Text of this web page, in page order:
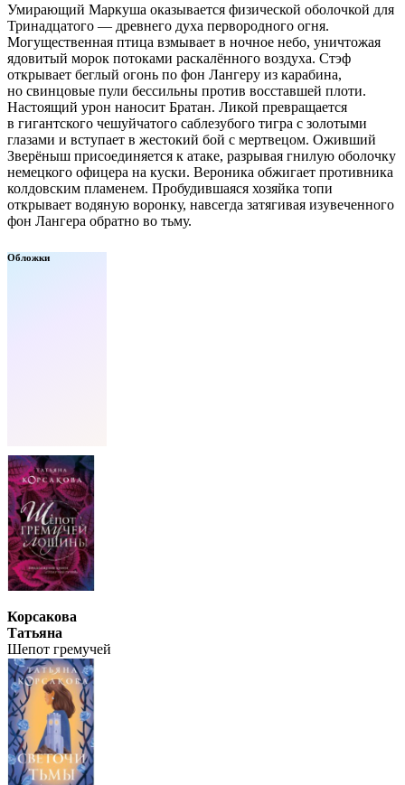
Умирающий Маркуша оказывается физической оболочкой для
Тринадцатого — древнего духа первородного огня.
Могущественная птица взмывает в ночное небо, уничтожая
ядовитый морок потоками раскалённого воздуха. Стэф
открывает беглый огонь по фон Лангеру из карабина,
но свинцовые пули бессильны против восставшей плоти.
Настоящий урон наносит Братан. Ликой превращается
в гигантского чешуйчатого саблезубого тигра с золотыми
глазами и вступает в жестокий бой с мертвецом. Оживший
Зверёныш присоединяется к атаке, разрывая гнилую оболочку
немецкого офицера на куски. Вероника обжигает противника
колдовским пламенем. Пробудившаяся хозяйка топи
открывает водяную воронку, навсегда затягивая изувеченного
фон Лангера обратно во тьму.
Обложки
Корсакова
Татьяна
Шепот гремучей
лощины